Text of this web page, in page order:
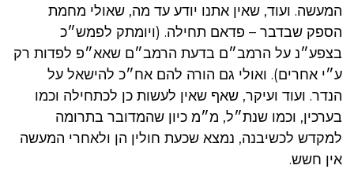
המעשה. ועוד, שאין אתנו יודע עד מה, שאולי מחמת
הספק שבדבר – פדאם תחילה. (ויומתק לפמש״כ
בצפע״נ על הרמב״ם בדעת הרמב״ם שאא״פ לפדות רק
ע״י אחרים). ואולי גם הורה להם אח״כ להישאל על
הנדר. ועוד ועיקר, שאף שאין לעשות כן לכתחילה וכמו
בערכין, וכמו שנת״ל, מ״מ כיון שהמדובר בתרומה
למקדש לכשיבנה, נמצא שכעת חולין הן ולאחרי המעשה
אין חשש.